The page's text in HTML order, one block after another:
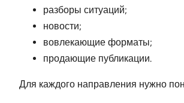
разборы ситуаций;
новости;
вовлекающие форматы;
продающие публикации.
Для каждого направления нужно